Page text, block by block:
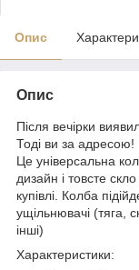
Опис
Опис
Після вечірки
Тоді ви за адресою!
Це універсальна
дизайн і товсте
купівлі. Колба
ущільнювачі (тяга,
інші)
Характеристики: